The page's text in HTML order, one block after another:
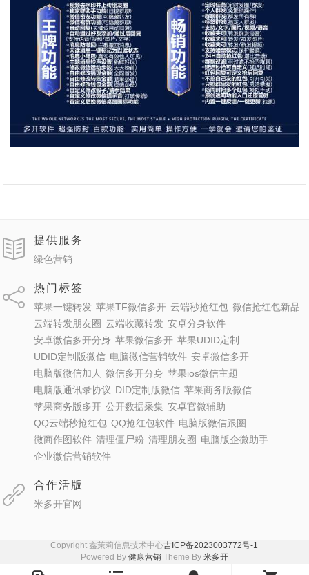
提供服务
绿色营销
热门标签
苹果一键转发 苹果TF微信多开 云端秒抢红包 微信抢红包新品
云端转发朋友圈 云端收藏转发 安卓分身软件
安卓微信多开分身 苹果微信多开 苹果UDID定制
UDID定制版微信 电脑微信营销软件 安卓微信多开
电脑版微信加人 微信多开分身 苹果ios微信主题
电脑版通讯录协议 DID定制版微信 苹果商务版微信
苹果商务版多开 公开数据采集 安卓官微辅助
QQ云端秒抢红包 QQ抢红包软件 电脑版微信跟圈
微商作图软件 清理僵尸粉 清理朋友圈 电脑版企微助手
企业微信营销软件
合作活版
米多开官网
Copyright 鑫茉莉信息技术中心吉ICP备2023003772号-1
Powered By 健康营销Theme By 米多开